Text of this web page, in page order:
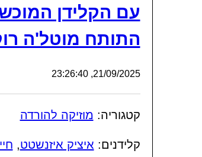
עם הקלידן
התותח מוטל'ה
21/09/2025, 23:26:40
קטגוריה: מוזיקה להורדה
קלידנים: איציק איזנשטט,